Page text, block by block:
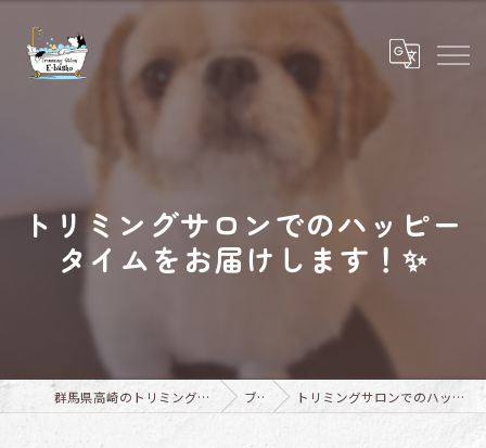
トリミングサロンでのハッピー
タイムをお届けします！✨
群馬県高崎のトリミングならTrimming Salon E-basho ブログ トリミングサロンでのハッピータイムをお届けします！✨